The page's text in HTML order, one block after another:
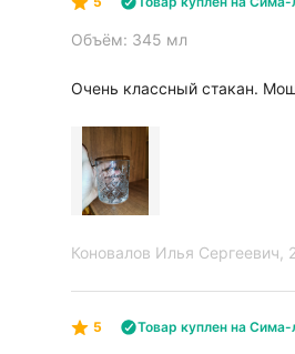
Объём: 345 мл
Очень классный стакан.
Коновалов Илья Сергеевич
5 Товар куплен на Сима-